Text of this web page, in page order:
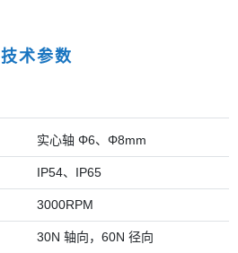
技术参数
实心轴 Φ6、Φ8mm
IP54、IP65
3000RPM
30N 轴向，60N 径向